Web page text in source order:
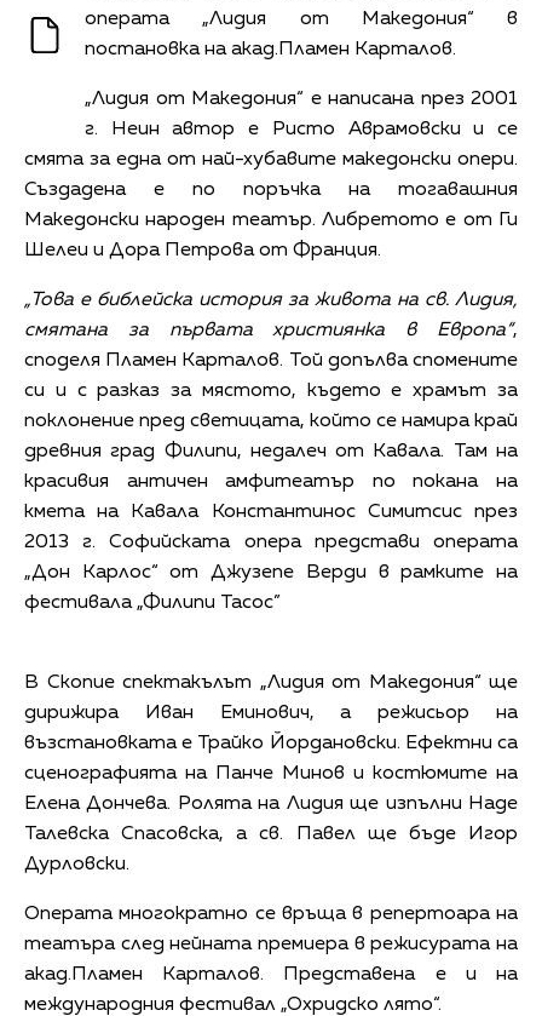
операта „Лидия от Македония“ в
постановка на акад.Пламен Карталов.
„Лидия от Македония“ е написана през 2001
г. Неин автор е Ристо Аврамовски и се
смята за една от най-хубавите македонски опери.
Създадена е по поръчка на тогавашния
Македонски народен театър. Либретото е от Ги
Шелеи и Дора Петрова от Франция.
„Това е библейска история за живота на св. Лидия,
смятана за първата християнка в Европа“,
споделя Пламен Карталов. Той допълва спомените
си и с разказ за мястото, където е храмът за
поклонение пред светицата, който се намира край
древния град Филипи, недалеч от Кавала. Там на
красивия античен амфитеатър по покана на
кмета на Кавала Константинос Симитсис през
2013 г. Софийската опера представи операта
„Дон Карлос“ от Джузепе Верди в рамките на
фестивала „Филипи Тасос”
В Скопие спектакълът „Лидия от Македония“ ще
дирижира Иван Еминович, а режисьор на
възстановката е Трайко Йордановски. Ефектни са
сценографията на Панче Минов и костюмите на
Елена Дончева. Ролята на Лидия ще изпълни Наде
Талевска Спасовска, а св. Павел ще бъде Игор
Дурловски.
Операта многократно се връща в репертоара на
театъра след нейната премиера в режисурата на
акад.Пламен Карталов. Представена е и на
международния фестивал „Охридско лято“.